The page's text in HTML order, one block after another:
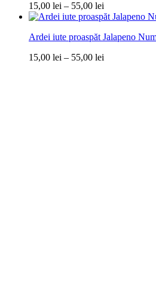
la
55,00 lei
15,00 lei – 55,00 lei
de
15,00 lei
la
Ardei iute proaspăt Jalapeno
15,00 lei – 55,00 lei